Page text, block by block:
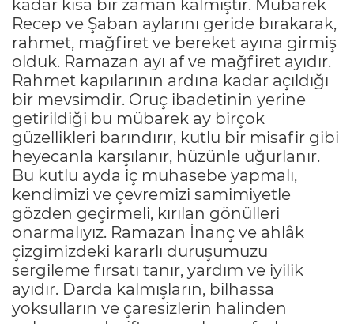
kadar kısa bir zaman kalmıştır. Mübarek
Recep ve Şaban aylarını geride bırakarak,
rahmet, mağfiret ve bereket ayına girmiş
olduk. Ramazan ayı af ve mağfiret ayıdır.
Rahmet kapılarının ardına kadar açıldığı
bir mevsimdir. Oruç ibadetinin yerine
getirildiği bu mübarek ay birçok
güzellikleri barındırır, kutlu bir misafir gibi
heyecanla karşılanır, hüzünle uğurlanır.
Bu kutlu ayda iç muhasebe yapmalı,
kendimizi ve çevremizi samimiyetle
gözden geçirmeli, kırılan gönülleri
onarmalıyız. Ramazan İnanç ve ahlâk
çizgimizdeki kararlı duruşumuzu
sergileme fırsatı tanır, yardım ve iyilik
ayıdır. Darda kalmışların, bilhassa
yoksulların ve çaresizlerin halinden